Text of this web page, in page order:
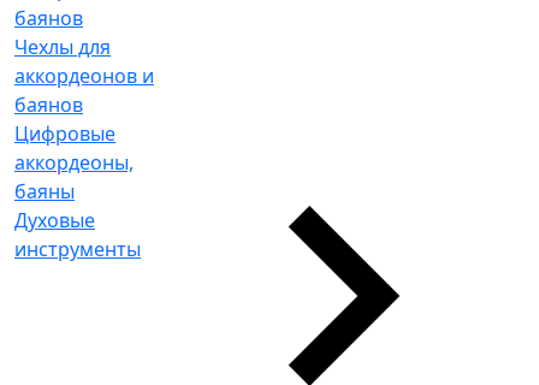
баянов
Чехлы для
аккордеонов и
баянов
Цифровые
аккордеоны,
баяны
Духовые
инструменты